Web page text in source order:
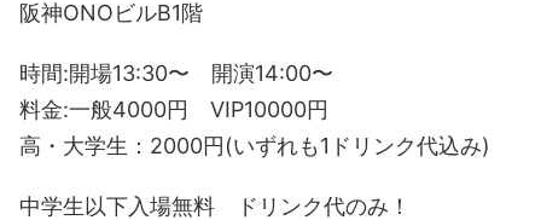
阪神ONOビルB1階
時間:開場13:30〜 開演14:00〜
料金:一般4000円 VIP10000円
高・大学生：2000円(いずれも1ドリンク代込み)
中学生以下入場無料 ドリンク代のみ！